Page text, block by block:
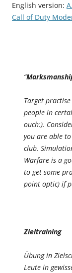
English version:
Call of Duty
“
Target
people in
ouch:).
you are able
club.
Warfare is a
to get some
point optic) if
Zieltraining
Übung in
Leute in